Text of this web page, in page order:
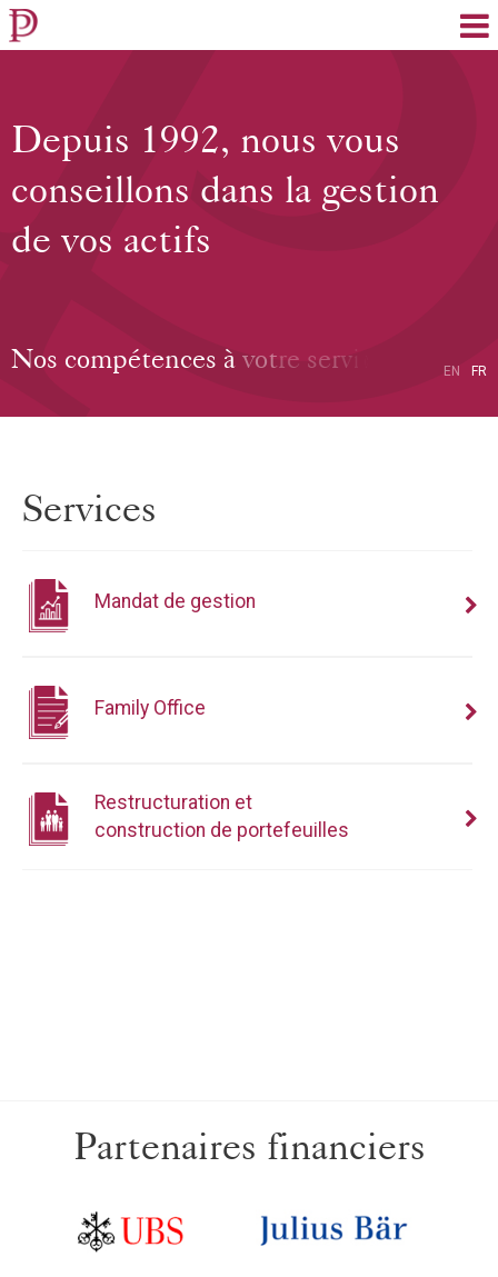
FR
EN
Services
Mandat de gestion
Family Office
Restructuration et
construction de portefeuilles
Partenaires financiers